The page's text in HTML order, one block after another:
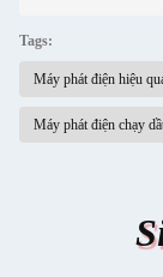
Tags:
Máy phát điện hiệu
Máy phát điện chạy